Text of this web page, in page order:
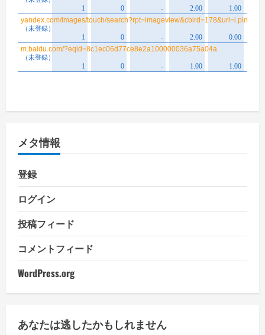
メタ情報
登録
ログイン
投稿フィード
コメントフィード
WordPress.org
あなたは逃したかもしれません